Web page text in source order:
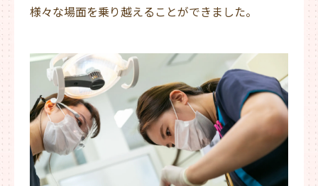
様々な場面を乗り越えることができました。